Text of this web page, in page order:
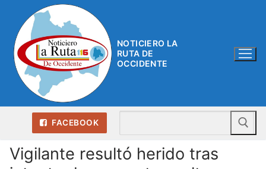
contenido
NOTICIERO LA
RUTA DE
OCCIDENTE
FACEBOOK
Vigilante resultó herido tras